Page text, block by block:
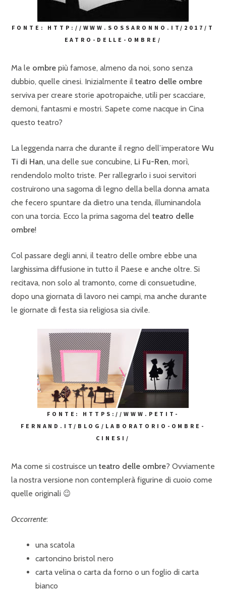
FONTE: HTTP://WWW.SOSSARONNO.IT/2017/T
EATRO-DELLE-OMBRE/
Ma le ombre più famose, almeno da noi, sono senza
dubbio, quelle cinesi. Inizialmente il teatro delle ombre
serviva per creare storie apotropaiche, utili per scacciare,
demoni, fantasmi e mostri. Sapete come nacque in Cina
questo teatro?
La leggenda narra che durante il regno dell’imperatore Wu
Ti di Han, una delle sue concubine, Li Fu-Ren, morì,
rendendolo molto triste. Per rallegrarlo i suoi servitori
costruirono una sagoma di legno della bella donna amata
che fecero spuntare da dietro una tenda, illuminandola
con una torcia. Ecco la prima sagoma del teatro delle
ombre!
Col passare degli anni, il teatro delle ombre ebbe una
larghissima diffusione in tutto il Paese e anche oltre. Si
recitava, non solo al tramonto, come di consuetudine,
dopo una giornata di lavoro nei campi, ma anche durante
le giornate di festa sia religiosa sia civile.
FONTE: HTTPS://WWW.PETIT-
FERNAND.IT/BLOG/LABORATORIO-OMBRE-
CINESI/
Ma come si costruisce un teatro delle ombre? Ovviamente
la nostra versione non contemplerà figurine di cuoio come
quelle originali 😉
Occorrente:
una scatola
cartoncino bristol nero
carta velina o carta da forno o un foglio di carta
bianco